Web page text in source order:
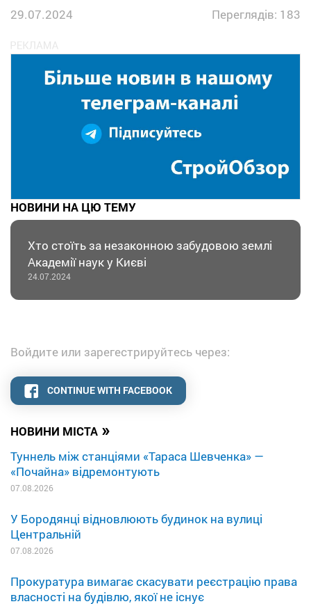
НОВИНИ МІСТА »
Туннель між станціями «Тараса Шевченка» —
«Почайна» відремонтують
07.08.2026
У Бородянці відновлюють будинок на вулиці
Центральній
07.08.2026
Прокуратура вимагає скасувати реєстрацію права
власності на будівлю, якої не існує
29.07.2024
Переглядів: 183
НОВИНИ НА ЦЮ ТЕМУ
Хто стоїть за незаконною забудовою землі
Академії наук у Києві
24.07.2024
Войдите или зарегестрируйтесь через:
CONTINUE WITH FACEBOOK